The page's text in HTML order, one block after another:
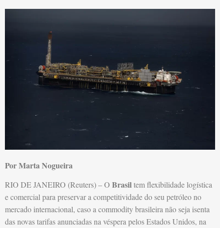
Por Marta Nogueira
RIO DE JANEIRO (Reuters) – O Brasiltem flexibilidade logística
e comercial para preservar a competitividade do seu petróleo no
mercado internacional, caso a commodity brasileira não seja isenta
das novas tarifas anunciadas na véspera pelos Estados Unidos, na